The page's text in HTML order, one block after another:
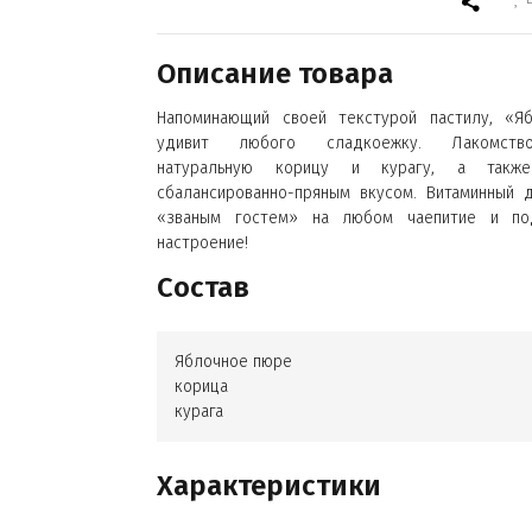
Описание товара
Напоминающий своей текстурой пастилу,
удивит любого сладкоежку.
натуральную корицу и курагу, а также
сбалансированно-пряным вкусом. Витаминный
«званым гостем» на любом чаепитие и
настроение!
Состав
Яблочное пюре
корица
курага
Характеристики